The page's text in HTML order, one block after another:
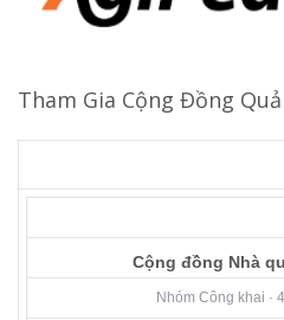
Tham Gia Cộng Đồng
Cộng đồng Nhà
Nhóm Công khai ·